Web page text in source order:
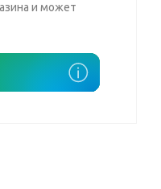
и может